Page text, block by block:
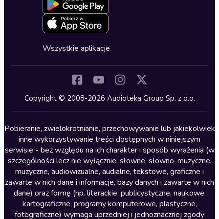
Kryminały
Lektury szkolne
Literatura anglojęzyczna
Literatura faktu
Literatura obyczajowa
Literatura piękna obca
Literatura piękna polska
Nagrania relaksacyjne
Deklaracja dostępności
Oferta dla firm i bibliotek
Blog
Zapowiedzi
Cykle audiobooków
Wszystkie aplikacje
Copyright © 2008-2026 Audioteka Group Sp. z o.o.
Pobieranie, zwielokrotnianie, przechowywanie lub jakiekolwiek
inne wykorzystywanie treści dostępnych w niniejszym
serwisie - bez względu na ich charakter i sposób wyrażenia (w
szczególności lecz nie wyłącznie: słowne, słowno-muzyczne,
muzyczne, audiowizualne, audialne, tekstowe, graficzne i
zawarte w nich dane i informacje, bazy danych i zawarte w nich
dane) oraz formę (np. literackie, publicystyczne, naukowe,
kartograficzne, programy komputerowe, plastyczne,
fotograficzne) wymaga uprzedniej i jednoznacznej zgody